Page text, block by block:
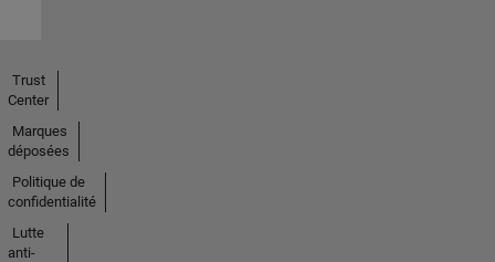
Trust
Center
Marques
déposées
Politique de
confidentialité
Lutte
anti-